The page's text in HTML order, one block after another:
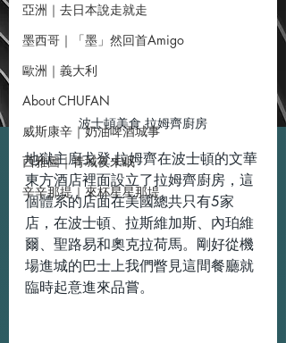
亞洲｜去日本說走就走
墨西哥｜「墨」然回首Amigo
歐洲｜義大利
About CHUFAN
威斯康辛｜奶油啤酒城事
西雅圖｜青城夜未眠
辛辛那提｜來杯星星那堤
波士頓美食 拉姆齊廚房
地獄主廚戈登‧拉姆齊在波士頓的文華
東方酒店裡面設立了拉姆齊廚房，這
個體系的店面在美國總共只有5家
店，在波士頓、拉斯維加斯、內珀維
爾、聖路易和奧克拉荷馬。剛好從機
場進城的巴士上我們瞥見這間餐廳就
臨時起意進來品嘗。